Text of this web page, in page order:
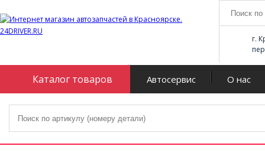
г.
Каталог товаров Автосервис О нас